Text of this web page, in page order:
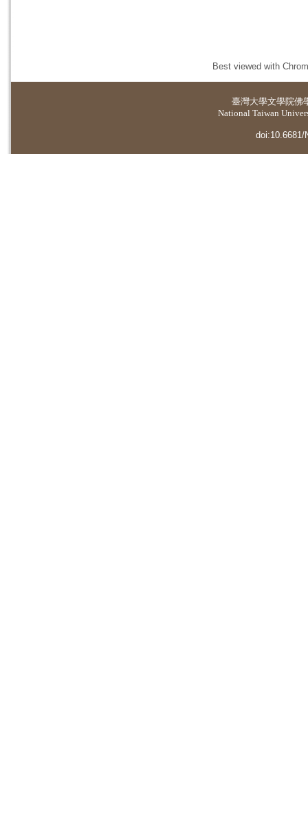
Best viewed with
臺灣大學文學院佛
National Taiwan
doi:10.6681/